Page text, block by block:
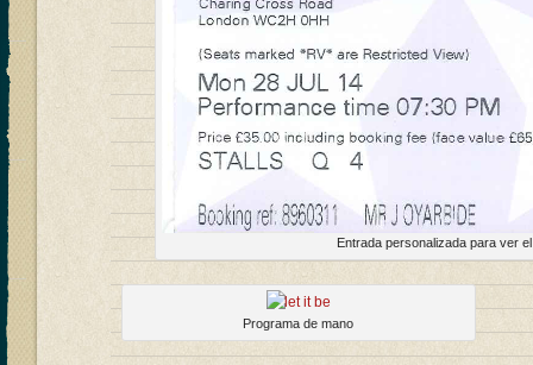
Entrada personalizada para ver
Programa de mano